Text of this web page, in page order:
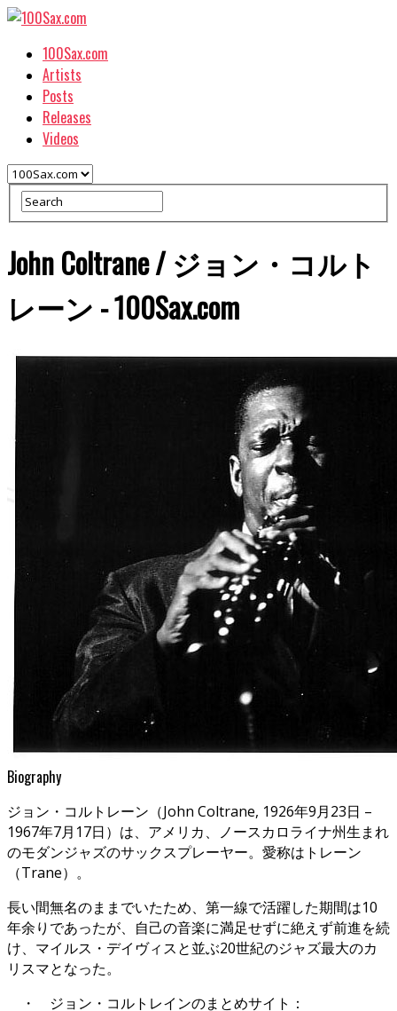
100Sax.com
Artists
Posts
Releases
Videos
John Coltrane / ジョン・コルト
レーン - 100Sax.com
Biography
ジョン・コルトレーン（John Coltrane, 1926年9月23日 –
1967年7月17日）は、アメリカ、ノースカロライナ州生まれ
のモダンジャズのサックスプレーヤー。愛称はトレーン
（Trane）。
長い間無名のままでいたため、第一線で活躍した期間は10
年余りであったが、自己の音楽に満足せずに絶えず前進を続
け、マイルス・デイヴィスと並ぶ20世紀のジャズ最大のカ
リスマとなった。
・ ジョン・コルトレインのまとめサイト：